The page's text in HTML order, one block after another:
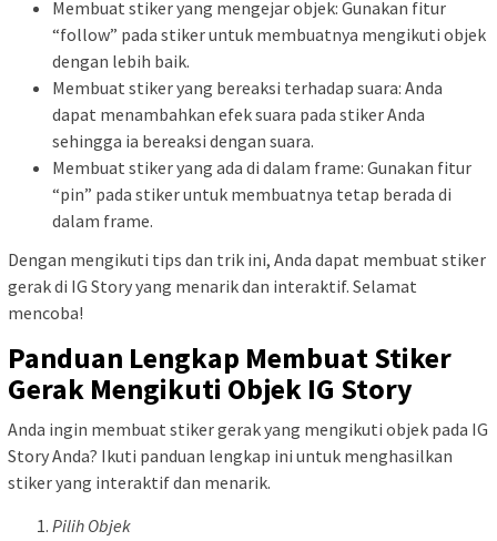
Membuat stiker yang mengejar objek: Gunakan fitur
“follow” pada stiker untuk membuatnya mengikuti objek
dengan lebih baik.
Membuat stiker yang bereaksi terhadap suara: Anda
dapat menambahkan efek suara pada stiker Anda
sehingga ia bereaksi dengan suara.
Membuat stiker yang ada di dalam frame: Gunakan fitur
“pin” pada stiker untuk membuatnya tetap berada di
dalam frame.
Dengan mengikuti tips dan trik ini, Anda dapat membuat stiker
gerak di IG Story yang menarik dan interaktif. Selamat
mencoba!
Panduan Lengkap Membuat Stiker
Gerak Mengikuti Objek IG Story
Anda ingin membuat stiker gerak yang mengikuti objek pada IG
Story Anda? Ikuti panduan lengkap ini untuk menghasilkan
stiker yang interaktif dan menarik.
Pilih Objek